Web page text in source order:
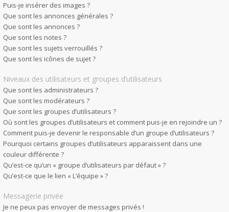
Puis-je insérer des images ?
Que sont les annonces générales ?
Que sont les annonces ?
Que sont les notes ?
Que sont les sujets verrouillés ?
Que sont les icônes de sujet ?
Niveaux des utilisateurs et groupes d’utilisateurs
Que sont les administrateurs ?
Que sont les modérateurs ?
Que sont les groupes d’utilisateurs ?
Où sont les groupes d’utilisateurs et comment puis-je en rejoindre un ?
Comment puis-je devenir le responsable d’un groupe d’utilisateurs ?
Pourquoi certains groupes d’utilisateurs apparaissent dans une
couleur différente ?
Qu’est-ce qu’un « groupe d’utilisateurs par défaut » ?
Qu’est-ce que le lien « L’équipe » ?
Messagerie privée
Je ne peux pas envoyer de messages privés !